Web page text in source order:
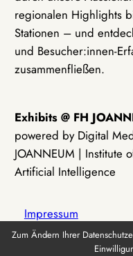
regionalen Highlights
Stationen – und
und Besucher:innen-
zusammenfließen.
Exhibits @ FH
powered by Digital
JOANNEUM | Institute
Artificial Intelligence
Impressum
Zum Ändern Ihrer